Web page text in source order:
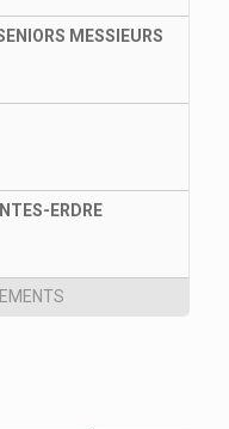
MESSIEURS
ERDRE